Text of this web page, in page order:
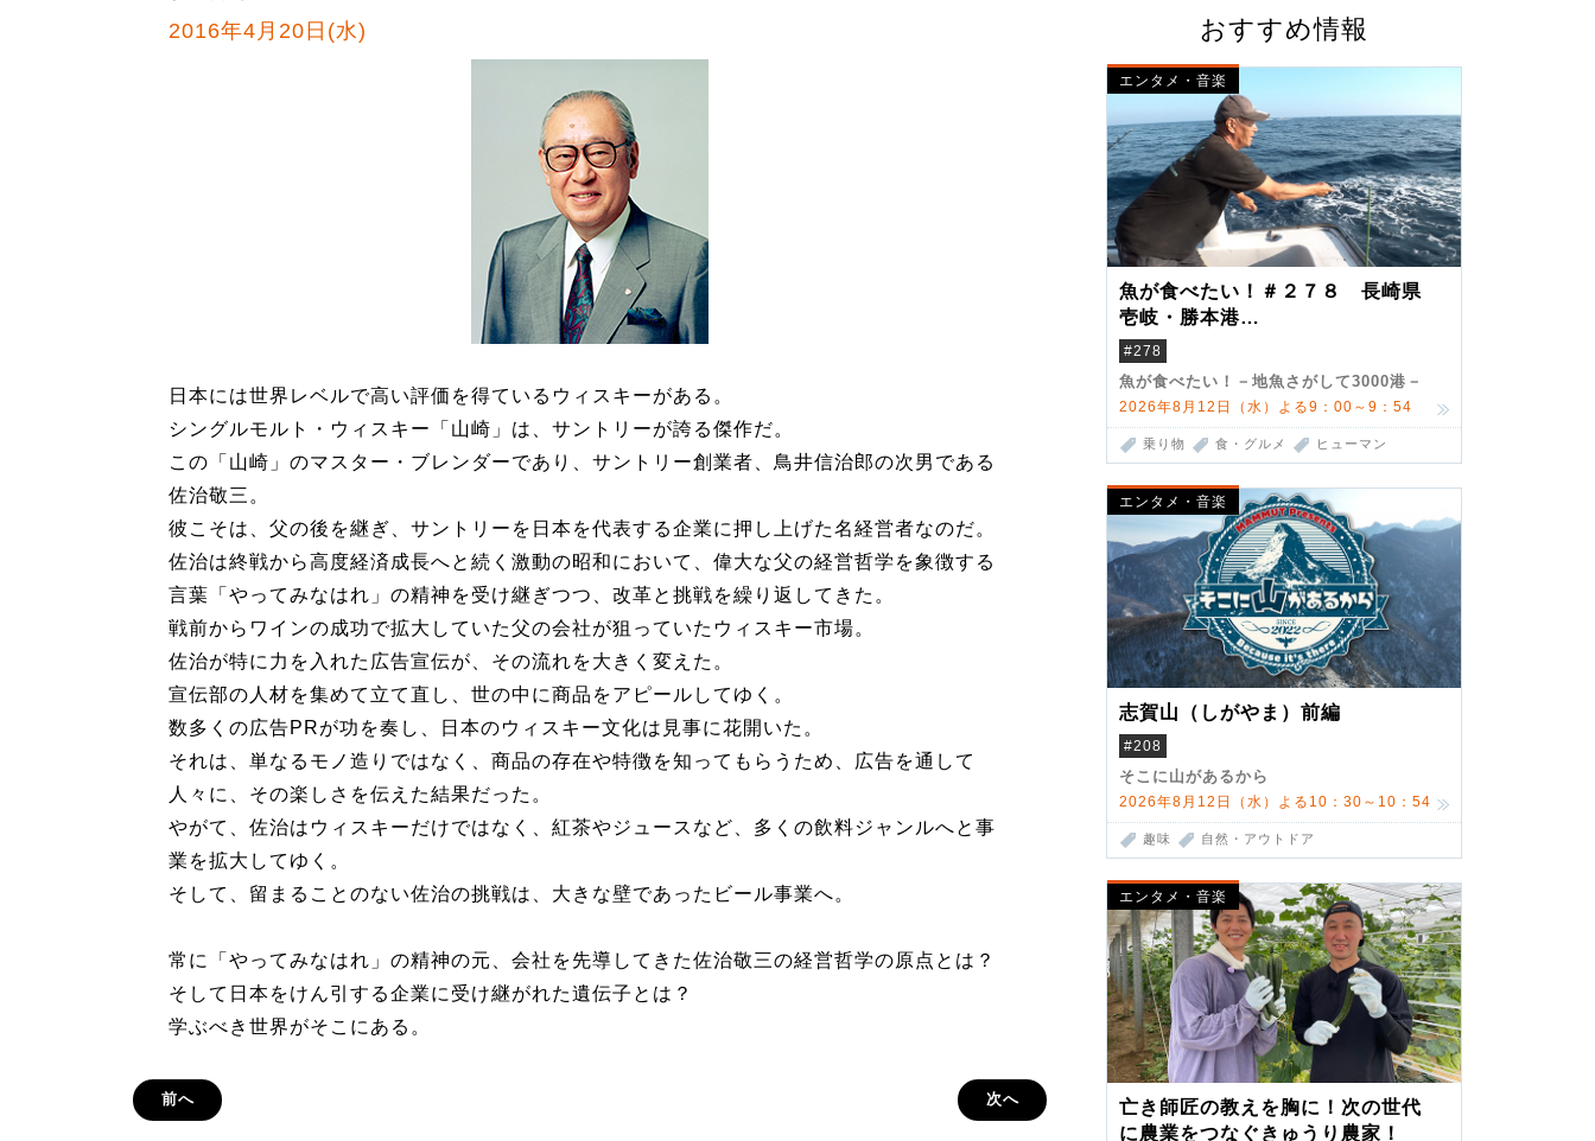
おすすめ情報
エンタメ・音楽
魚が食べたい！＃２７８ 長崎県
壱岐・勝本港
（クロマグロ）
#278
魚が食べたい！－地魚さがして3000港－
2026年8月12日（水）よる9：00～9：54
乗り物 食・グルメ ヒューマン
エンタメ・音楽
志賀山（しがやま）前編
#208
そこに山があるから
2026年8月12日（水）よる10：30～10：54
趣味 自然・アウトドア
エンタメ・音楽
亡き師匠の教えを胸に！次の世代
に農業をつなぐきゅうり農家！
2016年4月20日(水)
日本には世界レベルで高い評価を得ているウィスキーがある。
シングルモルト・ウィスキー「山崎」は、サントリーが誇る傑作だ。
この「山崎」のマスター・ブレンダーであり、サントリー創業者、鳥井信治郎の次男である
佐治敬三。
彼こそは、父の後を継ぎ、サントリーを日本を代表する企業に押し上げた名経営者なのだ。
佐治は終戦から高度経済成長へと続く激動の昭和において、偉大な父の経営哲学を象徴する
言葉「やってみなはれ」の精神を受け継ぎつつ、改革と挑戦を繰り返してきた。
戦前からワインの成功で拡大していた父の会社が狙っていたウィスキー市場。
佐治が特に力を入れた広告宣伝が、その流れを大きく変えた。
宣伝部の人材を集めて立て直し、世の中に商品をアピールしてゆく。
数多くの広告PRが功を奏し、日本のウィスキー文化は見事に花開いた。
それは、単なるモノ造りではなく、商品の存在や特徴を知ってもらうため、広告を通して
人々に、その楽しさを伝えた結果だった。
やがて、佐治はウィスキーだけではなく、紅茶やジュースなど、多くの飲料ジャンルへと事
業を拡大してゆく。
そして、留まることのない佐治の挑戦は、大きな壁であったビール事業へ。
常に「やってみなはれ」の精神の元、会社を先導してきた佐治敬三の経営哲学の原点とは？
そして日本をけん引する企業に受け継がれた遺伝子とは？
学ぶべき世界がそこにある。
前へ 次へ